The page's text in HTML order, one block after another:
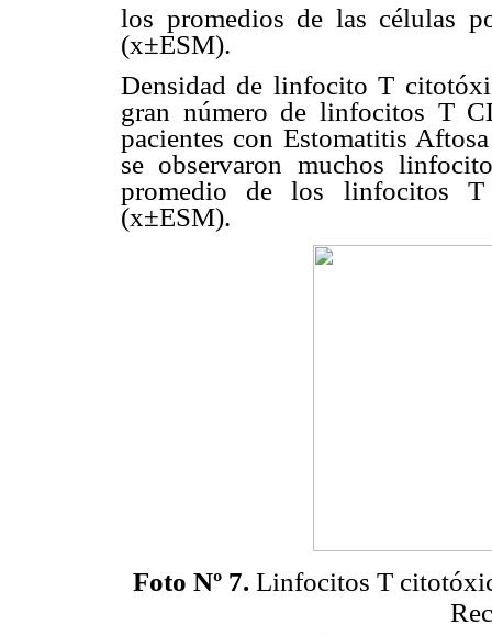
los promedios de las células
(x±ESM).
Densidad de linfocito T
gran número de linfocitos T
pacientes con Estomatitis
se observaron muchos
promedio de los linfocitos
(x±ESM).
Foto Nº 7. Linfocitos T